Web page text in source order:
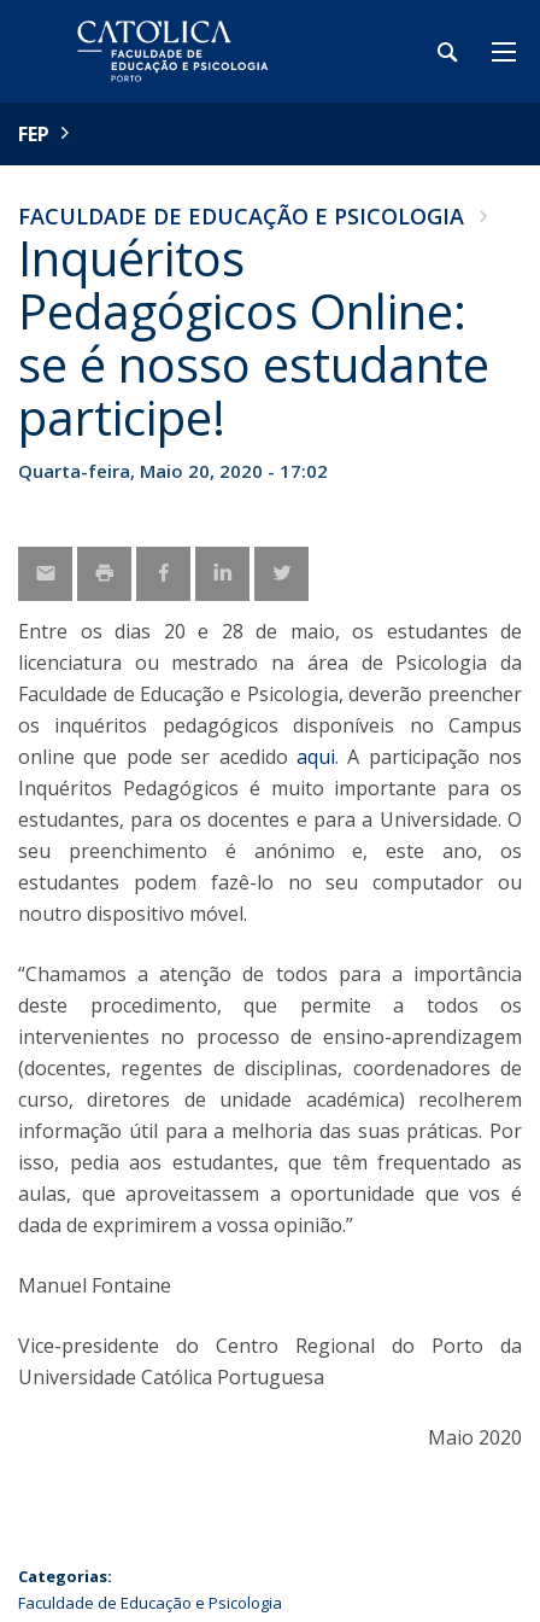
FEP
FACULDADE DE EDUCAÇÃO E PSICOLOGIA
Inquéritos
Pedagógicos Online:
se é nosso estudante
participe!
Quarta-feira, Maio 20, 2020 - 17:02
Entre os dias 20 e 28 de maio, os estudantes de
licenciatura ou mestrado na área de Psicologia da
Faculdade de Educação e Psicologia, deverão preencher
os inquéritos pedagógicos disponíveis no Campus
online que pode ser acedido aqui. A participação nos
Inquéritos Pedagógicos é muito importante para os
estudantes, para os docentes e para a Universidade. O
seu preenchimento é anónimo e, este ano, os
estudantes podem fazê-lo no seu computador ou
noutro dispositivo móvel.
“Chamamos a atenção de todos para a importância
deste procedimento, que permite a todos os
intervenientes no processo de ensino-aprendizagem
(docentes, regentes de disciplinas, coordenadores de
curso, diretores de unidade académica) recolherem
informação útil para a melhoria das suas práticas. Por
isso, pedia aos estudantes, que têm frequentado as
aulas, que aproveitassem a oportunidade que vos é
dada de exprimirem a vossa opinião.”
Manuel Fontaine
Vice-presidente do Centro Regional do Porto da
Universidade Católica Portuguesa
Maio 2020
Categorias:
Faculdade de Educação e Psicologia